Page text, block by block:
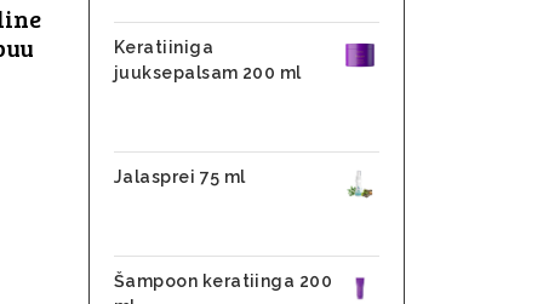
Keratiiniga
juuksepalsam 200 ml
Jalasprei 75 ml
Šampoon keratiinga 200